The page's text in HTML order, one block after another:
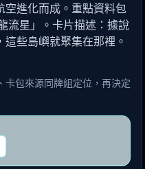
空進化而成。重點資料包
流星」。卡片描述：據說
些島嶼就聚集在那裡。
卡包來源同牌組定位，再決定